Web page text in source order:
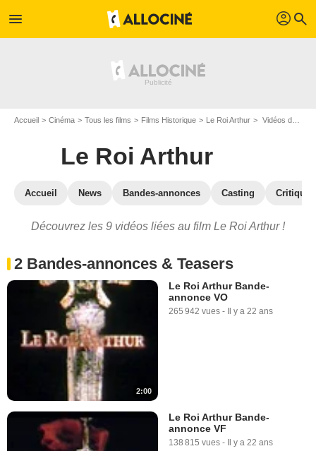
menu profil search
Accueil Cinéma Tous les films Films Historique Le Roi Arthur Vidéos du film Le Roi Arthur
Le Roi Arthur
Accueil News Bandes-annonces Casting
Découvrez les 9 vidéos liées au film Le Roi Arthur !
2 Bandes-annonces & Teasers
2:00
Le Roi Arthur Bande-
annonce VO
265 942 vues - Il y a 22 ans
Le Roi Arthur Bande-
annonce VF
138 815 vues - Il y a 22 ans